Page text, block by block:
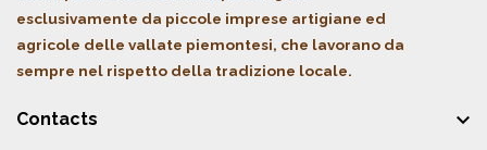
esclusivamente da piccole imprese artigiane ed
agricole delle vallate piemontesi, che lavorano da
sempre nel rispetto della tradizione locale.
Contacts 